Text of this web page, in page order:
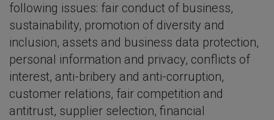
following issues: fair conduct of business,
sustainability, promotion of diversity and
inclusion, assets and business data protection,
personal information and privacy, conflicts of
interest, anti-bribery and anti-corruption,
customer relations, fair competition and
antitrust, supplier selection, financial